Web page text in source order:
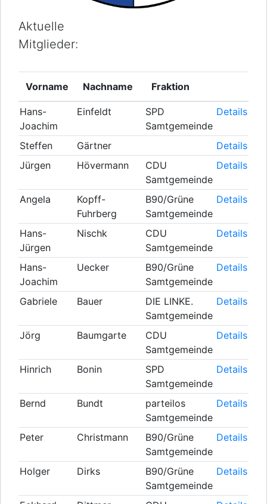
Aktuelle
Mitglieder:
Vorname Nachname Fraktion
Hans-
Joachim
Einfeldt
SPD
Samtgemeinde
Details
Steffen Gärtner
Details
Jürgen
Hövermann
CDU
Samtgemeinde
Details
Angela
Kopff-
Fuhrberg
B90/Grüne
Samtgemeinde
Details
Hans-
Jürgen
Nischk
CDU
Samtgemeinde
Details
Hans-
Joachim
Uecker
B90/Grüne
Samtgemeinde
Details
Gabriele Bauer
DIE LINKE.
Samtgemeinde
Details
Jörg Baumgarte
CDU
Samtgemeinde
Details
Hinrich Bonin
SPD
Samtgemeinde
Details
Bernd Bundt
parteilos
Samtgemeinde
Details
Peter Christmann
B90/Grüne
Samtgemeinde
Details
Holger Dirks
B90/Grüne
Samtgemeinde
Details